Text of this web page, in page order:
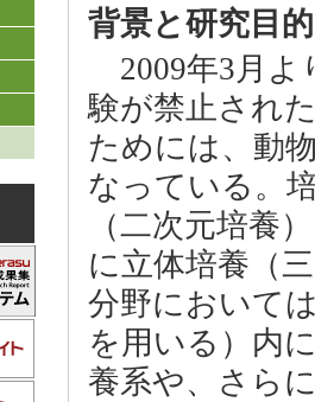
背景と研究目
2009年3月よ
験が禁止され
ためには、動
なっている。
（二次元培養
に立体培養（
分野において
を用いる）内
養系や、さら